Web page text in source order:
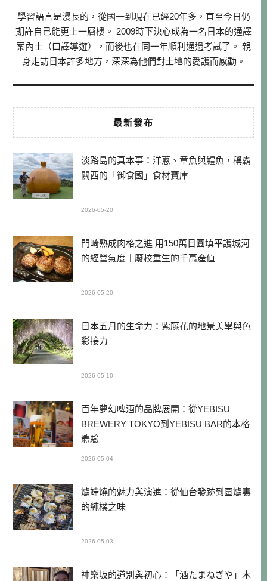
學習語言是漫長的，從國一到現在已經20年多，直至今日仍
期許自己能更上一層樓。 2009時下決心成為一名日本的通譯
案內士（口譯導遊），而後也在同一年順利通過考試了。 親
身走訪日本許多地方，深深為他們對土地的愛護而感動。
最新發布
淡路島的真本事：洋蔥、章魚與鱧魚，稱霸
關西的「御食國」食材寶庫
2026-05-20
門崎熟成肉格之進 用150萬日圓填平護城河
的經營氣度｜廢校重生的千萬產值
2026-05-20
日本五月的生命力：紫藤花的地景美學與色
彩接力
2026-05-10
百年夢幻啤酒的品牌展開：從YEBISU
BREWERY TOKYO到YEBISU BAR的本格
體驗
2026-05-04
爐端燒的魅力與演進：從仙台發跡到圍爐裏
的純樸之味
2026-05-03
神樂坂的道別與初心：「酒たまねぎや」木